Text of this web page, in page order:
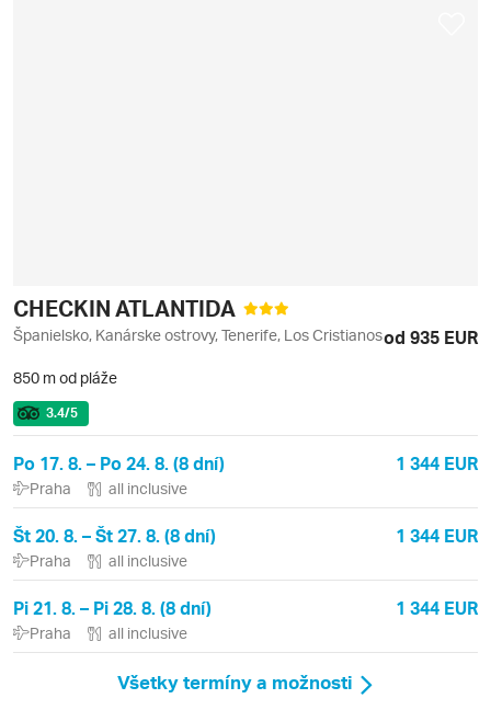
CHECKIN ATLANTIDA
Španielsko, Kanárske ostrovy, Tenerife, Los Cristianosod 935 EUR
850 m od pláže
3.4/5
Po 17. 8. – Po 24. 8. (8 dní) 1 344 EUR
Praha all inclusive
Št 20. 8. – Št 27. 8. (8 dní) 1 344 EUR
Praha all inclusive
Pi 21. 8. – Pi 28. 8. (8 dní) 1 344 EUR
Praha all inclusive
Všetky termíny a možnosti